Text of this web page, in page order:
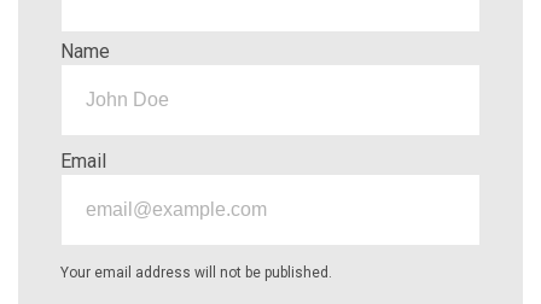
Name
Email
Your email address will not be published.